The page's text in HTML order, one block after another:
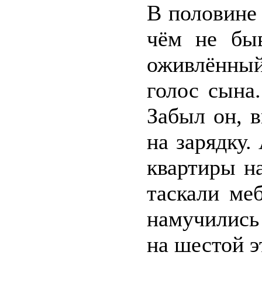
В половине
чём не
голос
Забыл он,
на
квартиры
таскали
на шестой